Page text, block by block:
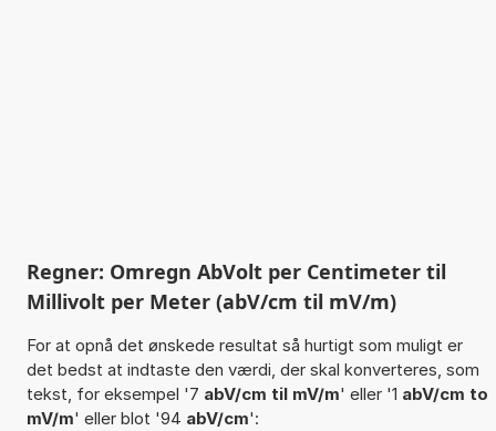
Regner: Omregn AbVolt per Centimeter til
Millivolt per Meter (abV/cm til mV/m)
For at opnå det ønskede resultat så hurtigt som muligt er
det bedst at indtaste den værdi, der skal konverteres, som
tekst, for eksempel '7 abV/cm til mV/m' eller '1 abV/cm to
mV/m' eller blot '94 abV/cm':